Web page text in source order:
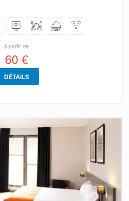
à partir de
60 €
DÉTAILS